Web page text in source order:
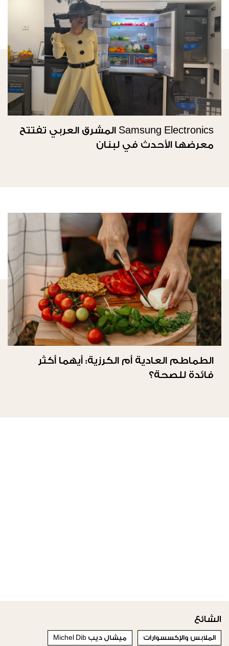
Samsung Electronics المشرق العربي تفتتح
معرضها الأحدث في لبنان
الطماطم العادية أم الكرزية: أيهما أكثر
فائدة للصحة؟
الشائع
الملابس والإكسسوارات ميشال ديب Michel Dib